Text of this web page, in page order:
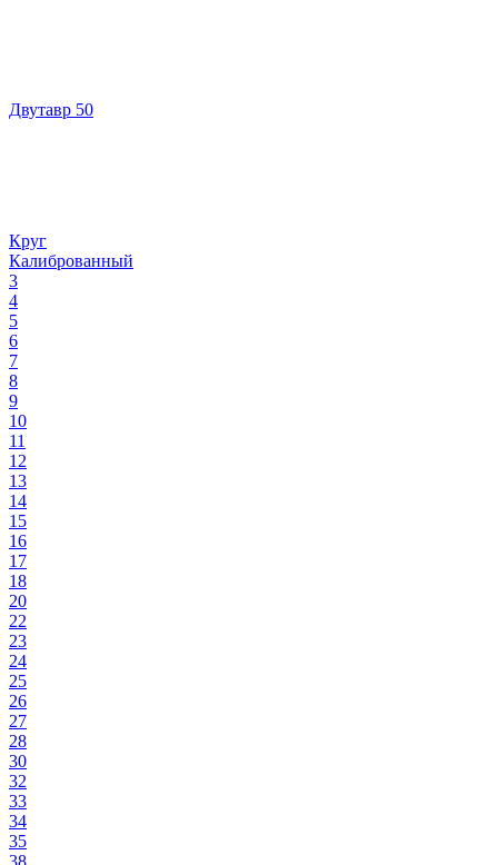
Двутавр 50
Круг
Калиброванный
3
4
5
6
7
8
9
10
11
12
13
14
15
16
17
18
20
22
23
24
25
26
27
28
30
32
33
34
35
38